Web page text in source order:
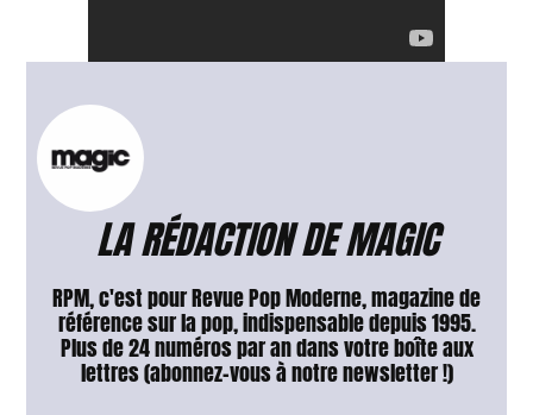
LA RÉDACTION DE MAGIC
RPM, c'est pour Revue Pop Moderne, magazine de
référence sur la pop, indispensable depuis 1995.
Plus de 24 numéros par an dans votre boîte aux
lettres (abonnez-vous à notre newsletter !)